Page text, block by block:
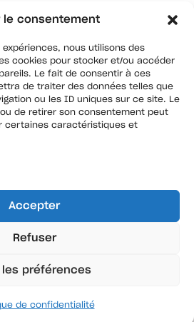
le consentement
nous utilisons des
cookies pour stocker et/ou accéder
Le fait de consentir à ces
de traiter des données telles que
ou les ID uniques sur ce site. Le
de retirer son consentement peut
certaines caractéristiques et
Accepter
Refuser
les préférences
de confidentialité
Hauts de France
de la commanderie
Ile de France
Perreux sur Marne